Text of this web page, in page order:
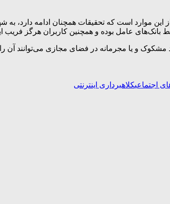
این موارد است که تحقیقات همچنان ادامه دارد،
عامل بوده و همچنین کاربران هرگز فریب
مجازی می‌توانند آن را از طریق شماره تلفن 096380 با
اجتماعیکلاهبرداری اینترنتی